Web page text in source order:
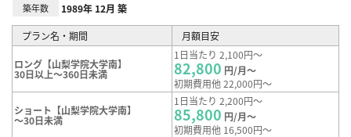
築年数 1989年 12月 築
プラン名・期間 月額目安
ロング【山梨学院大学南】
30日以上～360日未満
1日当たり 2,100円～
82,800 円/月～
初期費用他 22,000円～
ショート【山梨学院大学南】
～30日未満
1日当たり 2,200円～
85,800 円/月～
初期費用他 16,500円～